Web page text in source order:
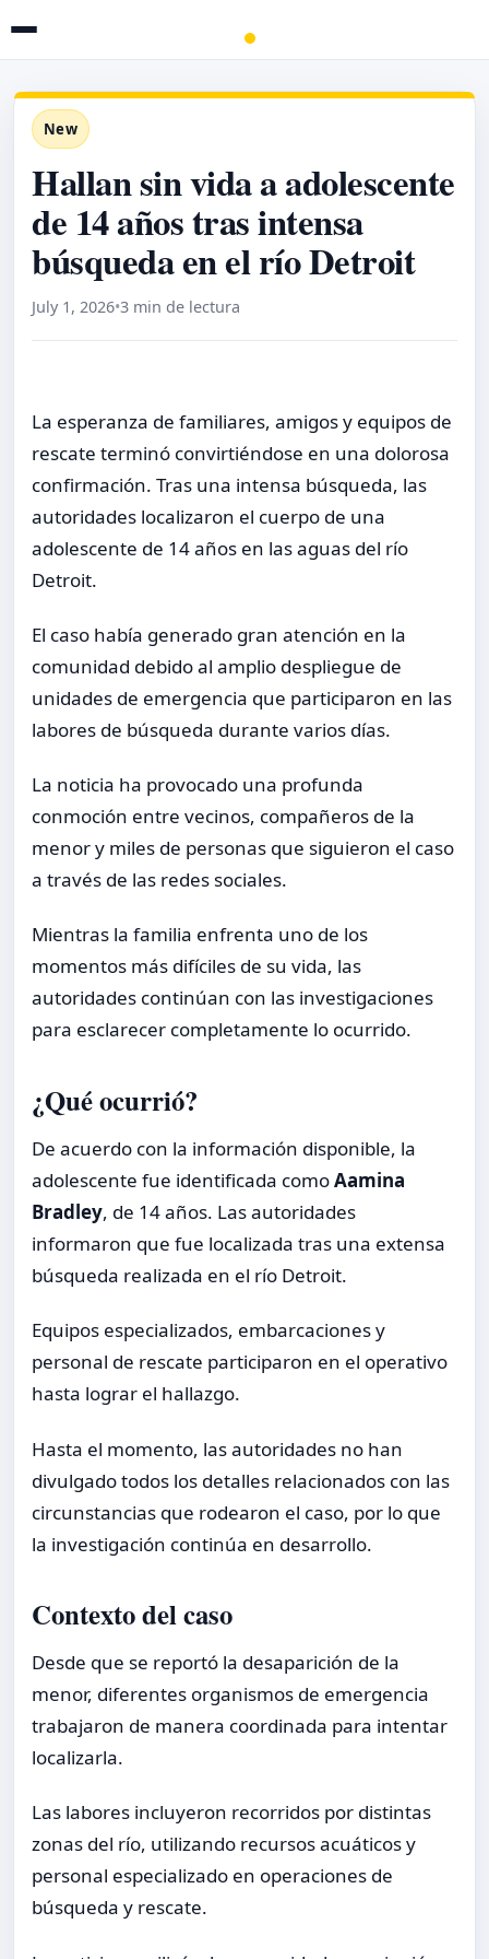
New
Hallan sin vida a adolescente
de 14 años tras intensa
búsqueda en el río Detroit
July 1, 2026•3 min de lectura
La esperanza de familiares, amigos y equipos de
rescate terminó convirtiéndose en una dolorosa
confirmación. Tras una intensa búsqueda, las
autoridades localizaron el cuerpo de una
adolescente de 14 años en las aguas del río
Detroit.
El caso había generado gran atención en la
comunidad debido al amplio despliegue de
unidades de emergencia que participaron en las
labores de búsqueda durante varios días.
La noticia ha provocado una profunda
conmoción entre vecinos, compañeros de la
menor y miles de personas que siguieron el caso
a través de las redes sociales.
Mientras la familia enfrenta uno de los
momentos más difíciles de su vida, las
autoridades continúan con las investigaciones
para esclarecer completamente lo ocurrido.
¿Qué ocurrió?
De acuerdo con la información disponible, la
adolescente fue identificada comoAamina
Bradley, de 14 años. Las autoridades
informaron que fue localizada tras una extensa
búsqueda realizada en el río Detroit.
Equipos especializados, embarcaciones y
personal de rescate participaron en el operativo
hasta lograr el hallazgo.
Hasta el momento, las autoridades no han
divulgado todos los detalles relacionados con las
circunstancias que rodearon el caso, por lo que
la investigación continúa en desarrollo.
Contexto del caso
Desde que se reportó la desaparición de la
menor, diferentes organismos de emergencia
trabajaron de manera coordinada para intentar
localizarla.
Las labores incluyeron recorridos por distintas
zonas del río, utilizando recursos acuáticos y
personal especializado en operaciones de
búsqueda y rescate.